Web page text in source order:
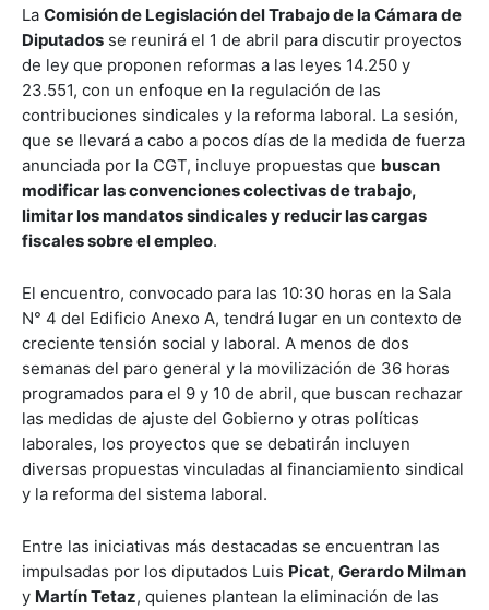
La Comisión de Legislación del Trabajo de la Cámara de
Diputados se reunirá el 1 de abril para discutir proyectos
de ley que proponen reformas a las leyes 14.250 y
23.551, con un enfoque en la regulación de las
contribuciones sindicales y la reforma laboral. La sesión,
que se llevará a cabo a pocos días de la medida de fuerza
anunciada por la CGT, incluye propuestas que buscan
modificar las convenciones colectivas de trabajo,
limitar los mandatos sindicales y reducir las cargas
fiscales sobre el empleo.
El encuentro, convocado para las 10:30 horas en la Sala
N° 4 del Edificio Anexo A, tendrá lugar en un contexto de
creciente tensión social y laboral. A menos de dos
semanas del paro general y la movilización de 36 horas
programados para el 9 y 10 de abril, que buscan rechazar
las medidas de ajuste del Gobierno y otras políticas
laborales, los proyectos que se debatirán incluyen
diversas propuestas vinculadas al financiamiento sindical
y la reforma del sistema laboral.
Entre las iniciativas más destacadas se encuentran las
impulsadas por los diputados Luis Picat, Gerardo Milman
y Martín Tetaz, quienes plantean la eliminación de las